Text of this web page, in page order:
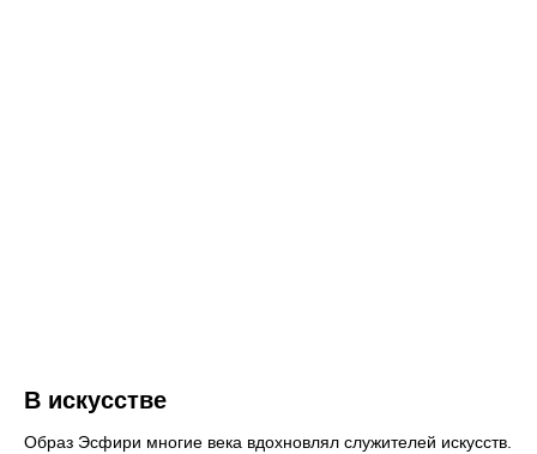
В искусстве
Образ Эсфири многие века вдохновлял служителей искусств.